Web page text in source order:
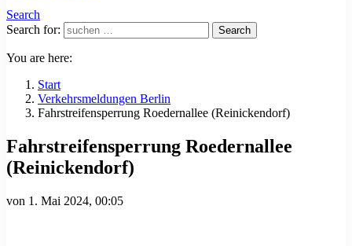
Search
Search for:
Search
You are here:
Start
Verkehrsmeldungen Berlin
Fahrstreifensperrung Roedernallee (Reinickendorf)
Fahrstreifensperrung Roedernallee
(Reinickendorf)
von 1. Mai 2024, 00:05